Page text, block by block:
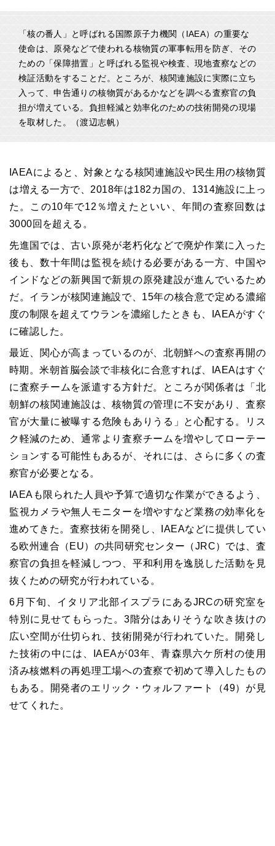
「核の番人」と呼ばれる国際原子力機関（IAEA）の重要な
使命は、原発などで使われる核物質の軍事転用を防ぎ、その
ための「保障措置」と呼ばれる監視や検査、現地査察などの
検証活動をすることだ。ところが、核関連施設に実際に立ち
入って、申告通りの核物質があるかなどを調べる査察官の負
担が増えている。負担軽減と効率化のための技術開発の現場
を取材した。（渡辺志帆）
IAEAによると、対象となる核関連施設や民生用の核物質
は増える一方で、 2018年は182 カ国の、 1314施設に上っ
た。この10年で12 ％増えたといい、年間の査察回数は
3000回を超える。
先進国では、古い原発が老朽化などで廃炉作業に入った
後も、数十年間は監視を続ける必要がある一方、中国や
インドなどの新興国で新規の原発建設が進んでいるため
だ。イランが核関連施設で、 15年の核合意で定める濃縮
度の制限を超えてウランを濃縮したときも、
IAEAがすぐ
に確認した。
最近、関心が高まっているのが、北朝鮮への査察再開の
時期。米朝首脳会談で非核化に合意すれば、
IAEAはすぐ
に査察チームを派遣する方針だ。ところが関係者は「北
朝鮮の核関連施設は、核物質の管理に不安があり、査察
官が大量に被曝する危険もありうる」と心配する。リス
ク軽減のため、通常より査察チームを増やしてローテー
ションする可能性もあるが、それには、さらに多くの査
察官が必要となる。
IAEA も限られた人員や予算で適切な作業ができるよう、
監視カメラや無人モニターを増やすなど業務の効率化を
進めてきた。査察技術を開発し、
IAEAなどに提供してい
る欧州連合（ EU）の共同研究センター（JRC）では、査
察官の負担を軽減しつつ、平和利用を逸脱した活動を見
抜くための研究が行われている。
6 月下旬、イタリア北部イスプラにあるJRCの研究室を
特別に見せてもらった。3階分はありそうな吹き抜けの
広い空間が仕切られ、技術開発が行われていた。開発し
た技術の中には、
IAEAが03年、青森県六ケ所村の使用
済み核燃料の再処理工場への査察で初めて導入したもの
もある。開発者のエリック・ウォルファート（49）が見
せてくれた。